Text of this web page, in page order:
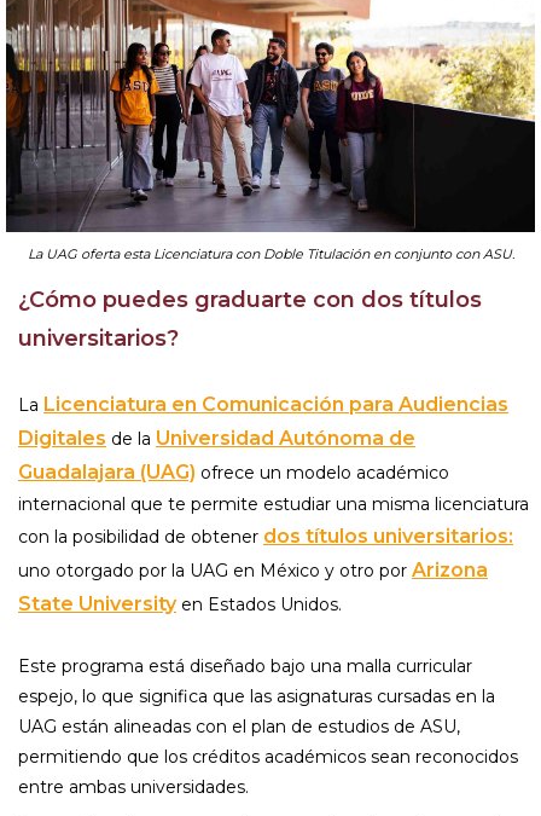
La UAG oferta esta Licenciatura con Doble Titulación en conjunto con ASU.
¿Cómo puedes graduarte con dos títulos
universitarios?
La Licenciatura en Comunicación para Audiencias
Digitales de la Universidad Autónoma de
Guadalajara (UAG) ofrece un modelo académico
internacional que te permite estudiar una misma licenciatura
con la posibilidad de obtener dos títulos universitarios:
uno otorgado por la UAG en México y otro por Arizona
State Universityen Estados Unidos.
Este programa está diseñado bajo una malla curricular
espejo, lo que significa que las asignaturas cursadas en la
UAG están alineadas con el plan de estudios de ASU,
permitiendo que los créditos académicos sean reconocidos
entre ambas universidades.